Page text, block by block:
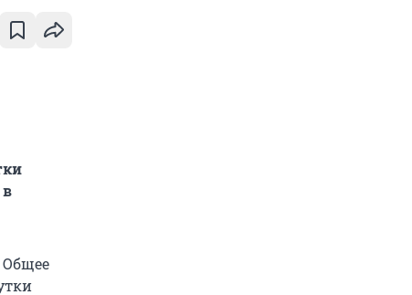
в
Общее